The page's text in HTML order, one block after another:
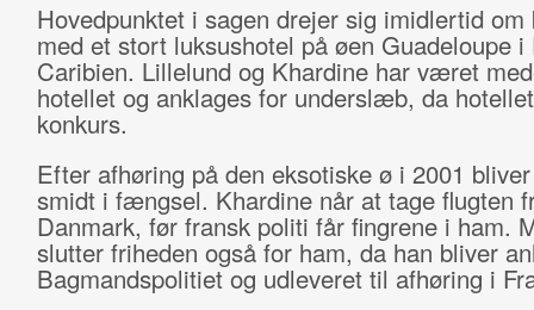
Hovedpunktet i sagen drejer sig imidlertid om
med et stort luksushotel på øen Guadeloupe i
Caribien. Lillelund og Khardine har været
hotellet og anklages for underslæb, da
konkurs.
Efter afhøring på den eksotiske ø i 2001
smidt i fængsel. Khardine når at tage flugten
Danmark, før fransk politi får fingrene i ham.
slutter friheden også for ham, da han bliver
Bagmandspolitiet og udleveret til afhøring i